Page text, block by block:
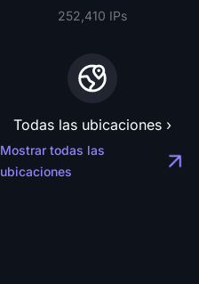
252,410 IPs
Todas las ubicaciones ›
Mostrar todas las
ubicaciones